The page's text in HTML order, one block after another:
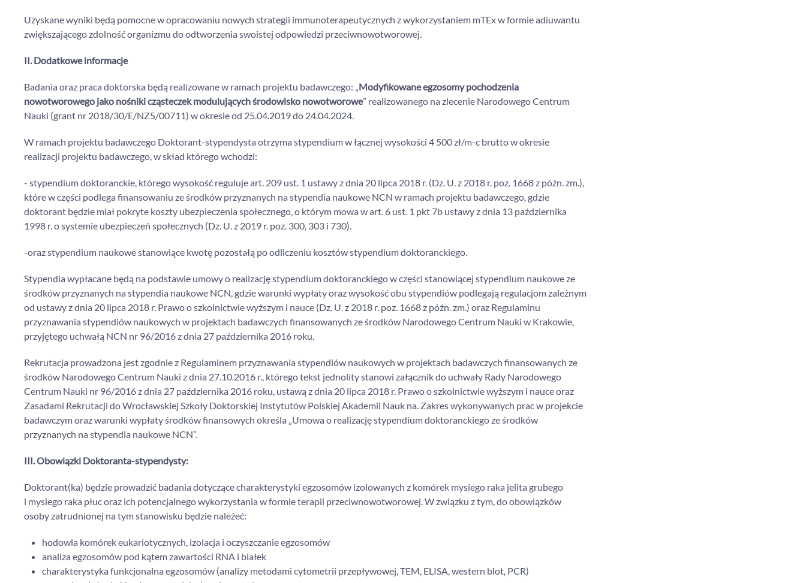
Uzyskane wyniki będą pomocne w opracowaniu nowych strategii immunoterapeutycznych z wykorzystaniem mTEx w formie adiuwantu
zwiększającego zdolność organizmu do odtworzenia swoistej odpowiedzi przeciwnowotworowej.
II. Dodatkowe informacje
Badania oraz praca doktorska będą realizowane w ramach projektu badawczego: „Modyfikowane egzosomy pochodzenia
nowotworowego jako nośniki cząsteczek modulujących środowisko nowotworowe” realizowanego na zlecenie Narodowego Centrum
Nauki (grant nr 2018/30/E/NZ5/00711) w okresie od 25.04.2019 do 24.04.2024.
W ramach projektu badawczego Doktorant-stypendysta otrzyma stypendium w łącznej wysokości 4 500 zł/m-c brutto w okresie
realizacji projektu badawczego, w skład którego wchodzi:
- stypendium doktoranckie, którego wysokość reguluje art. 209 ust. 1 ustawy z dnia 20 lipca 2018 r. (Dz. U. z 2018 r. poz. 1668 z późn. zm.),
które w części podlega finansowaniu ze środków przyznanych na stypendia naukowe NCN w ramach projektu badawczego, gdzie
doktorant będzie miał pokryte koszty ubezpieczenia społecznego, o którym mowa w art. 6 ust. 1 pkt 7b ustawy z dnia 13 października
1998 r. o systemie ubezpieczeń społecznych (Dz. U. z 2019 r. poz. 300, 303 i 730).
-oraz stypendium naukowe stanowiące kwotę pozostałą po odliczeniu kosztów stypendium doktoranckiego.
Stypendia wypłacane będą na podstawie umowy o realizację stypendium doktoranckiego w części stanowiącej stypendium naukowe ze
środków przyznanych na stypendia naukowe NCN, gdzie warunki wypłaty oraz wysokość obu stypendiów podlegają regulacjom zależnym
od ustawy z dnia 20 lipca 2018 r. Prawo o szkolnictwie wyższym i nauce (Dz. U. z 2018 r. poz. 1668 z późn. zm.) oraz Regulaminu
przyznawania stypendiów naukowych w projektach badawczych finansowanych ze środków Narodowego Centrum Nauki w Krakowie,
przyjętego uchwałą NCN nr 96/2016 z dnia 27 października 2016 roku.
Rekrutacja prowadzona jest zgodnie z Regulaminem przyznawania stypendiów naukowych w projektach badawczych finansowanych ze
środków Narodowego Centrum Nauki z dnia 27.10.2016 r., którego tekst jednolity stanowi załącznik do uchwały Rady Narodowego
Centrum Nauki nr 96/2016 z dnia 27 października 2016 roku, ustawą z dnia 20 lipca 2018 r. Prawo o szkolnictwie wyższym i nauce oraz
Zasadami Rekrutacji do Wrocławskiej Szkoły Doktorskiej Instytutów Polskiej Akademii Nauk na. Zakres wykonywanych prac w projekcie
badawczym oraz warunki wypłaty środków finansowych określa „Umowa o realizację stypendium doktoranckiego ze środków
przyznanych na stypendia naukowe NCN”.
III. Obowiązki Doktoranta-stypendysty:
Doktorant(ka) będzie prowadzić badania dotyczące charakterystyki egzosomów izolowanych z komórek mysiego raka jelita grubego
i mysiego raka płuc oraz ich potencjalnego wykorzystania w formie terapii przeciwnowotworowej. W związku z tym, do obowiązków
osoby zatrudnionej na tym stanowisku będzie należeć:
hodowla komórek eukariotycznych, izolacja i oczyszczanie egzosomów
analiza egzosomów pod kątem zawartości RNA i białek
charakterystyka funkcjonalna egzosomów (analizy metodami cytometrii przepływowej, TEM, ELISA, western blot, PCR)